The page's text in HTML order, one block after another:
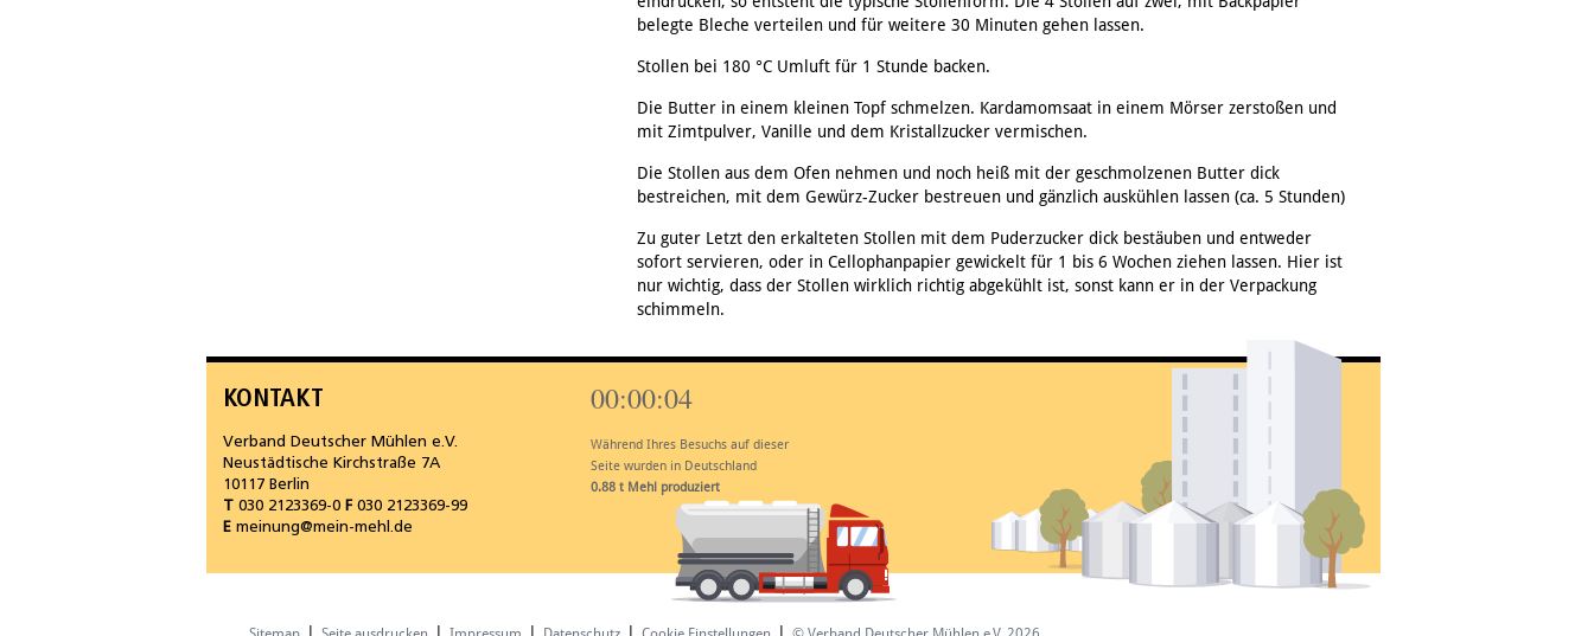
belegte Bleche verteilen und für weitere 30 Minuten gehen lassen.
Stollen bei 180 °C Umluft für 1 Stunde backen.
Die Butter in einem kleinen Topf schmelzen. Kardamomsaat in einem Mörser zerstoßen und
mit Zimtpulver, Vanille und dem Kristallzucker vermischen.
Die Stollen aus dem Ofen nehmen und noch heiß mit der geschmolzenen Butter dick
bestreichen, mit dem Gewürz-Zucker bestreuen und gänzlich auskühlen lassen (ca. 5 Stunden)
Zu guter Letzt den erkalteten Stollen mit dem Puderzucker dick bestäuben und entweder
sofort servieren, oder in Cellophanpapier gewickelt für 1 bis 6 Wochen ziehen lassen. Hier ist
nur wichtig, dass der Stollen wirklich richtig abgekühlt ist, sonst kann er in der Verpackung
schimmeln.
KONTAKT
Verband Deutscher Mühlen e.V.
Neustädtische Kirchstraße 7A
10117 Berlin
030 2123369-0 F 030 2123369-99
E meinung@mein-mehl.de
00:00:05
Während Ihres Besuchs auf dieser
Seite wurden in Deutschland
1.10 t Mehl produziert